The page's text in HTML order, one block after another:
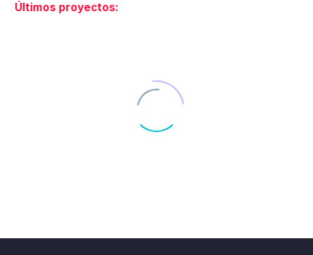
Últimos proyectos: